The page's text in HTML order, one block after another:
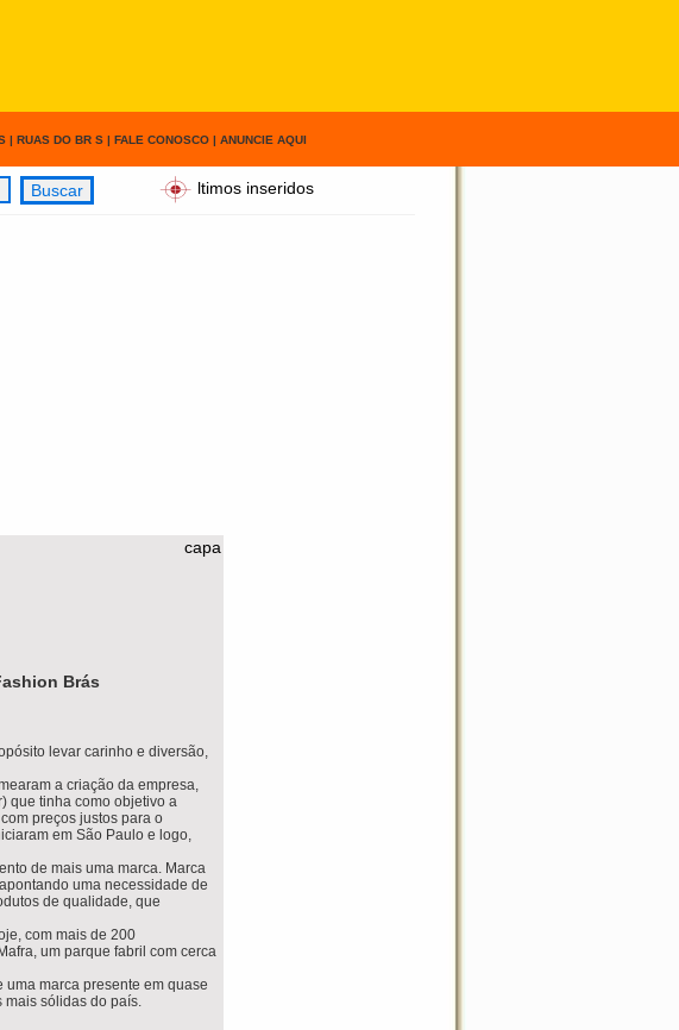
| RUAS DO BR S | FALE CONOSCO | ANUNCIE AQUI
ltimos inseridos
capa
Brás
levar carinho e diversão,
a criação da empresa,
que tinha como objetivo a
preços justos para o
em São Paulo e logo,
de mais uma marca. Marca
uma necessidade de
de qualidade, que
com mais de 200
um parque fabril com cerca
marca presente em quase
mais sólidas do país.